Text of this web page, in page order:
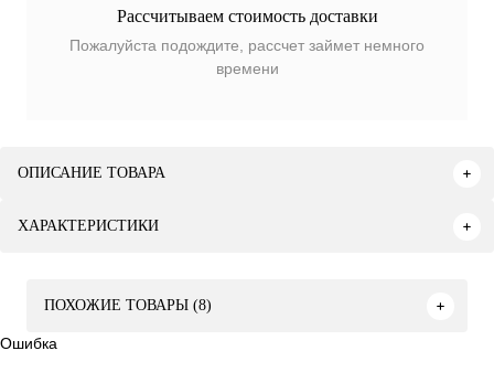
Рассчитываем стоимость доставки
Пожалуйста подождите, рассчет займет немного
времени
ОПИСАНИЕ ТОВАРА
ХАРАКТЕРИСТИКИ
ПОХОЖИЕ ТОВАРЫ (8)
Ошибка